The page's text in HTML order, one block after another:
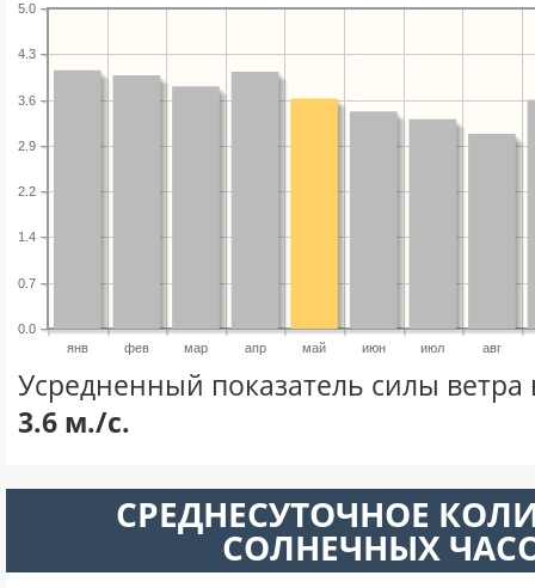
янв фев мар апр май июн июл авг
0.0
0.7
1.4
2.2
2.9
3.6
4.3
5.0
Усредненный показатель силы ветра
3.6 м./с.
СРЕДНЕСУТОЧНОЕ
СОЛНЕЧНЫХ